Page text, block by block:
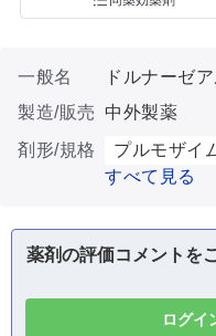
一般名
ドルナーゼ
製造/販売
中外製薬
剤形/規格
プルモザイ
すべて見る
薬剤の評価コメントを
ログイ